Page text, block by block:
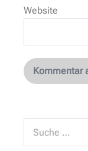
Website